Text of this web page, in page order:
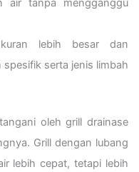
air tanpa mengganggu
lebih besar dan
serta jenis limbah
oleh grill drainase
Grill dengan lubang
lebih cepat, tetapi lebih